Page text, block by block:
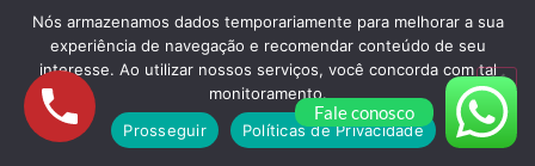
Zona Oeste
Água Branca
Fale conosco
Nós armazenamos dados temporariamente para melhorar a sua
experiência de navegação e recomendar conteúdo de seu
interesse. Ao utilizar nossos serviços, você concorda com tal
monitoramento.
Prosseguir
Políticas de Privacidade